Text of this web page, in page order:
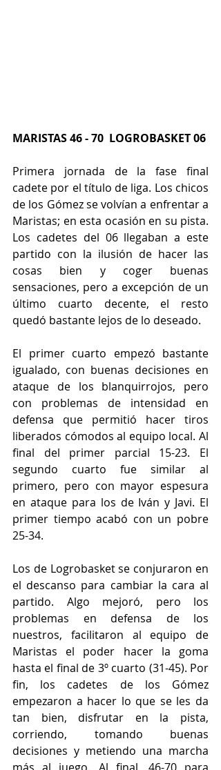
MARISTAS 46 - 70  LOGROBASKET 06
Primera jornada de la fase final
cadete por el título de liga. Los chicos
de los Gómez se volvían a enfrentar a
Maristas; en esta ocasión en su pista.
Los cadetes del 06 llegaban a este
partido con la ilusión de hacer las
cosas bien y coger buenas
sensaciones, pero a excepción de un
último cuarto decente, el resto
quedó bastante lejos de lo deseado.
El primer cuarto empezó bastante
igualado, con buenas decisiones en
ataque de los blanquirrojos, pero
con problemas de intensidad en
defensa que permitió hacer tiros
liberados cómodos al equipo local. Al
final del primer parcial 15-23. El
segundo cuarto fue similar al
primero, pero con mayor espesura
en ataque para los de Iván y Javi. El
primer tiempo acabó con un pobre
25-34.
Los de Logrobasket se conjuraron en
el descanso para cambiar la cara al
partido. Algo mejoró, pero los
problemas en defensa de los
nuestros, facilitaron al equipo de
Maristas el poder hacer la goma
hasta el final de 3º cuarto (31-45). Por
fin, los cadetes de los Gómez
empezaron a hacer lo que se les da
tan bien, disfrutar en la pista,
corriendo, tomando buenas
decisiones y metiendo una marcha